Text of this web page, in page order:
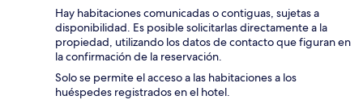
Hay habitaciones comunicadas o contiguas, sujetas a
disponibilidad. Es posible solicitarlas directamente a la
propiedad, utilizando los datos de contacto que figuran en
la confirmación de la reservación.
Solo se permite el acceso a las habitaciones a los
huéspedes registrados en el hotel.